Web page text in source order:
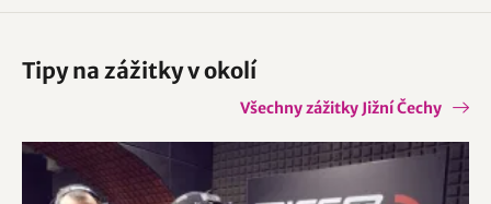
Tipy na zážitky v okolí
Všechny zážitky Jižní Čechy